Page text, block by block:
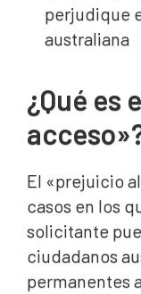
perjudique
australiana
¿Qué es
El «prejuicio
casos en los
solicitante
ciudadanos
permanentes